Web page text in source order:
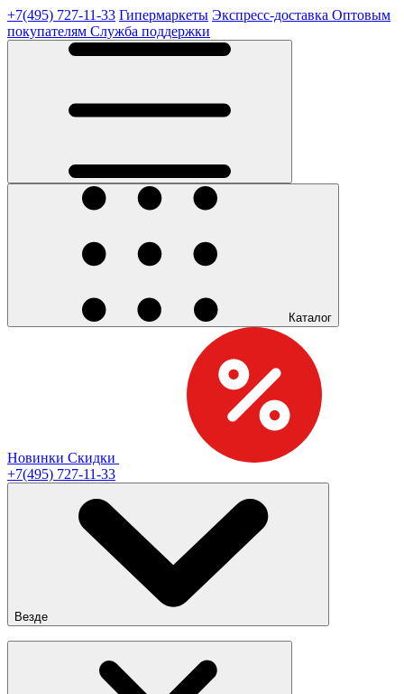
+7(495) 727-11-33 Гипермаркеты Экспресс-доставка Оптовым
покупателям Служба поддержки
Каталог
Новинки Скидки
+7(495) 727-11-33
Везде